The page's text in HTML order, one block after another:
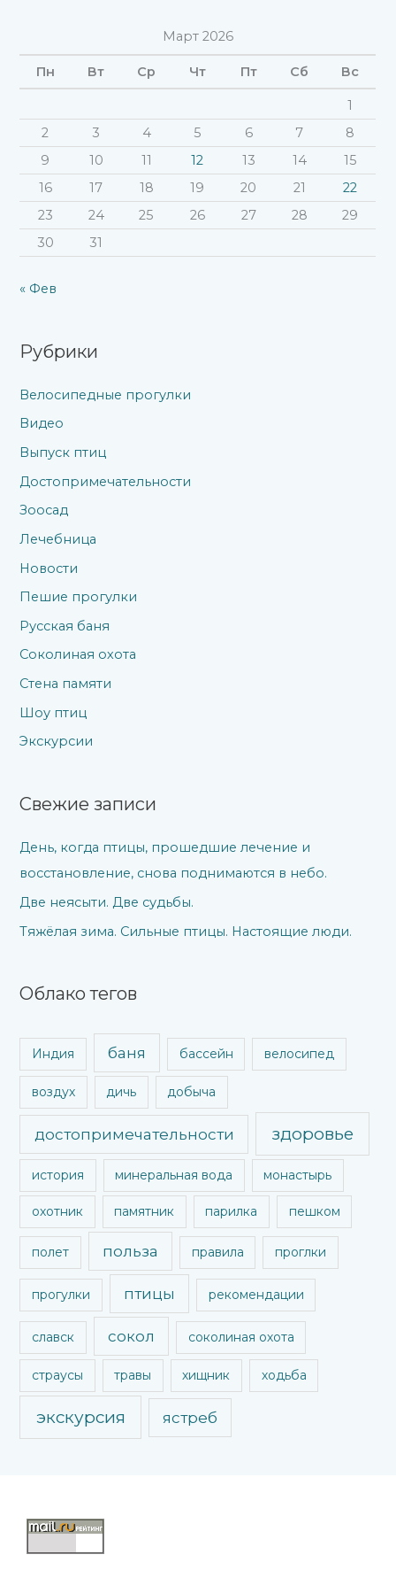
:
Март 2026
Пн Вт Ср Чт Пт Сб Вс
1
2
3 4 5 6 7
8
9
10 11 12 13 14
15
16
17 18 19 20 21
22
23
24 25 26 27 28
29
30
31
« Фев
Рубрики
Велосипедные прогулки
Видео
Выпуск птиц
Достопримечательности
Зоосад
Лечебница
Новости
Пешие прогулки
Русская баня
Соколиная охота
Стена памяти
Шоу птиц
Экскурсии
Свежие записи
День, когда птицы, прошедшие лечение и
восстановление, снова поднимаются в небо.
Две неясыти. Две судьбы.
Тяжёлая зима. Сильные птицы. Настоящие люди.
Облако тегов
Индия баня бассейн велосипед
воздух дичь добыча
достопримечательности здоровье
история минеральная вода монастырь
охотник памятник парилка пешком
полет польза правила проглки
прогулки птицы рекомендации
славск сокол соколиная охота
страусы травы хищник ходьба
экскурсия ястреб